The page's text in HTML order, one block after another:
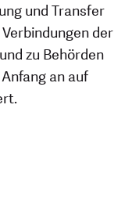
und Transfer
der
zu Behörden
an auf